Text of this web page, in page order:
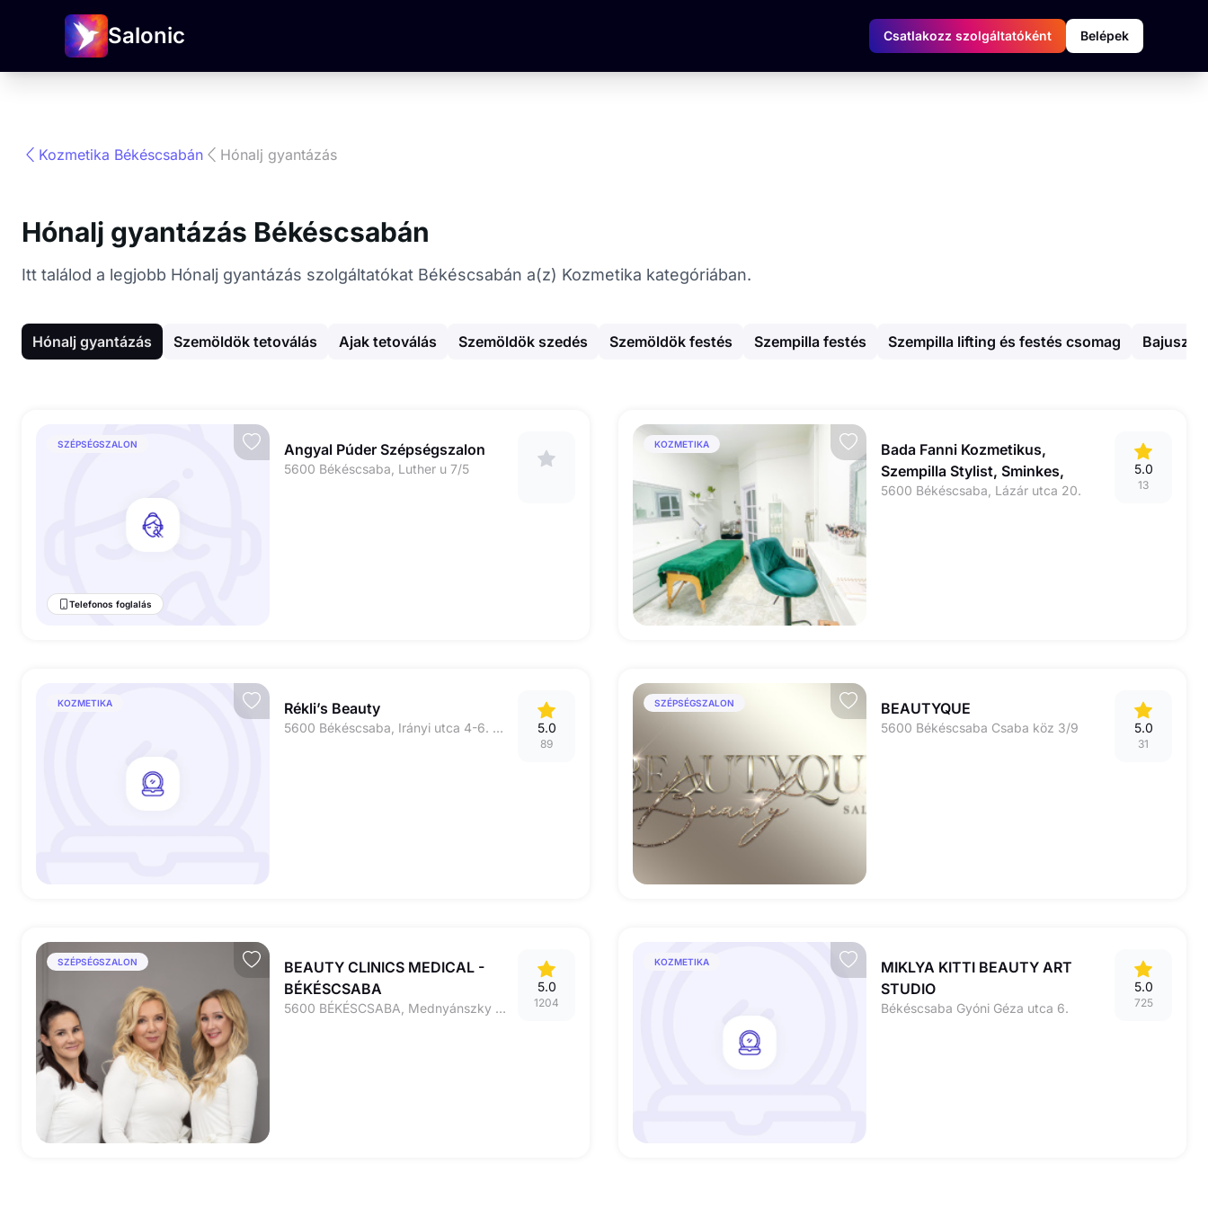
Salonic Csatlakozz szolgáltatóként Belépek
Kozmetika Békéscsabán Hónalj gyantázás
Hónalj gyantázás Békéscsabán
Itt találod a legjobb Hónalj gyantázás szolgáltatókat Békéscsabán a(z) Kozmetika kategóriában.
Hónalj gyantázás Szemöldök tetoválás Ajak tetoválás Szemöldök szedés Szemöldök festés Szempilla festés Szempilla lifting és festés csomag Bajusz
SZÉPSÉGSZALON
Telefonos foglalás
Angyal Púder Szépségszalon
5600 Békéscsaba, Luther u 7/5
KOZMETIKA
Bada Fanni Kozmetikus,
Szempilla Stylist, Sminkes,
Sminktetováló
5600 Békéscsaba, Lázár utca 20.
5.0
13
KOZMETIKA Rékli’s Beauty
5600 Békéscsaba, Irányi utca 4-6. (Nagy Imre tér) 5.0
89
SZÉPSÉGSZALON BEAUTYQUE
5600 Békéscsaba Csaba köz 3/9 5.0
31
SZÉPSÉGSZALON
BEAUTY CLINICS MEDICAL -
BÉKÉSCSABA
5600 BÉKÉSCSABA, Mednyánszky utca 12.
5.0
1204
KOZMETIKA
MIKLYA KITTI BEAUTY ART
STUDIO
Békéscsaba Gyóni Géza utca 6.
5.0
725